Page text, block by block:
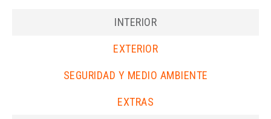
INTERIOR
EXTERIOR
SEGURIDAD Y MEDIO AMBIENTE
EXTRAS